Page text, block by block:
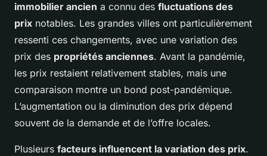
immobilier ancien a connu des fluctuations des
prix notables. Les grandes villes ont particulièrement
ressenti ces changements, avec une variation des
prix des propriétés anciennes. Avant la pandémie,
les prix restaient relativement stables, mais une
comparaison montre un bond post-pandémique.
L’augmentation ou la diminution des prix dépend
souvent de la demande et de l’offre locales.
Plusieurs facteurs influencent la variation des prix.